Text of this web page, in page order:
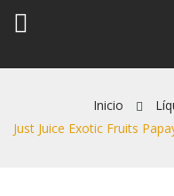
Inicio
Just Juice Exotic Fruits